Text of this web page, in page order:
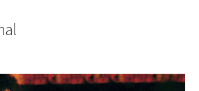
for: